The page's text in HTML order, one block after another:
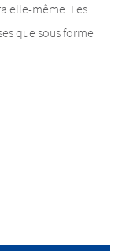
elle-même. Les
que sous forme